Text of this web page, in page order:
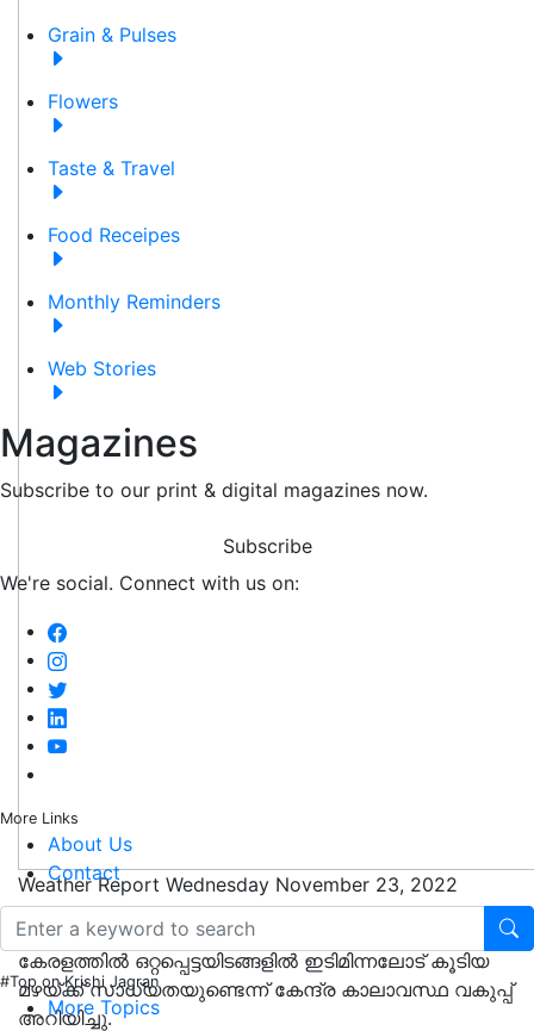
Grain & Pulses
Flowers
Taste & Travel
Food Receipes
Monthly Reminders
Web Stories
Magazines
Subscribe to our print & digital magazines now.
Subscribe
We're social. Connect with us on:
More Links
About Us
Contact
#Top on Krishi Jagran
More Topics
Weather Report Wednesday November 23, 2022
2022 നവംബർ 23 മുതൽ നവംബർ 25 വരെ
കേരളത്തിൽ ഒറ്റപ്പെട്ടയിടങ്ങളിൽ ഇടിമിന്നലോട് കൂടിയ
മഴയ്ക്ക് സാധ്യതയുണ്ടെന്ന് കേന്ദ്ര കാലാവസ്ഥ വകുപ്പ്
അറിയിച്ചു.